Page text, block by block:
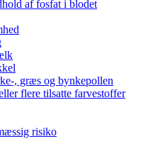
af fosfat i blodet
, græs og bynkepollen
flere tilsatte farvestoffer
risiko